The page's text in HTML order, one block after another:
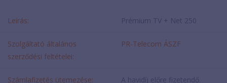
Leírás: Prémium TV + Net 250
Szolgáltató általános
szerződési feltételei:
PR-Telecom ÁSZF
Számlafizetés ütemezése: A havidíj előre fizetendő.